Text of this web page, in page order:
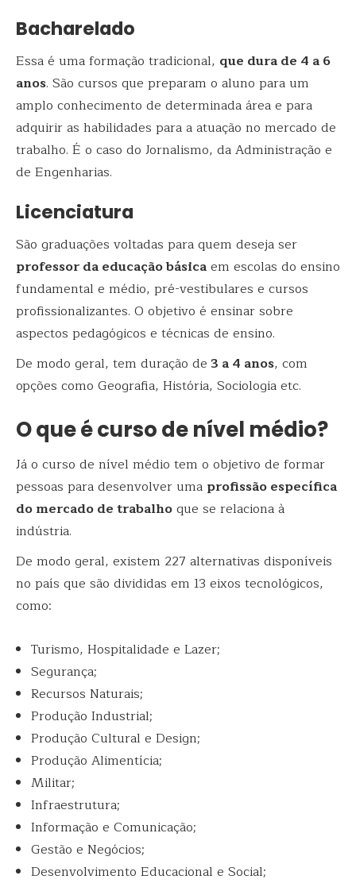
Bacharelado
Essa é uma formação tradicional, que dura de 4 a 6
anos. São cursos que preparam o aluno para um
amplo conhecimento de determinada área e para
adquirir as habilidades para a atuação no mercado de
trabalho. É o caso do Jornalismo, da Administração e
de Engenharias.
Licenciatura
São graduações voltadas para quem deseja ser
professor da educação básicaem escolas do ensino
fundamental e médio, pré-vestibulares e cursos
profissionalizantes. O objetivo é ensinar sobre
aspectos pedagógicos e técnicas de ensino.
De modo geral, tem duração de 3 a 4 anos, com
opções como Geografia, História, Sociologia etc.
O que é curso de nível médio?
Já o curso de nível médio tem o objetivo de formar
pessoas para desenvolver uma profissão específica
do mercado de trabalhoque se relaciona à
indústria.
De modo geral, existem 227 alternativas disponíveis
no país que são divididas em 13 eixos tecnológicos,
como:
Turismo, Hospitalidade e Lazer;
Segurança;
Recursos Naturais;
Produção Industrial;
Produção Cultural e Design;
Produção Alimentícia;
Militar;
Infraestrutura;
Informação e Comunicação;
Gestão e Negócios;
Desenvolvimento Educacional e Social;